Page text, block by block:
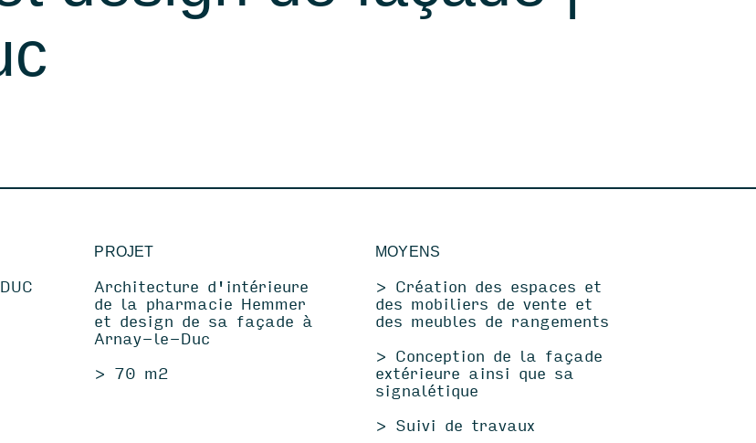
de magasin
Références
PROJET
Architecture d'intérieure
de la pharmacie Hemmer
et design de sa façade à
Arnay-le-Duc
> 70 m2
MOYENS
> Création des espaces et
des mobiliers de vente et
des meubles de rangements
> Conception de la façade
extérieure ainsi que sa
signalétique
> Suivi de travaux